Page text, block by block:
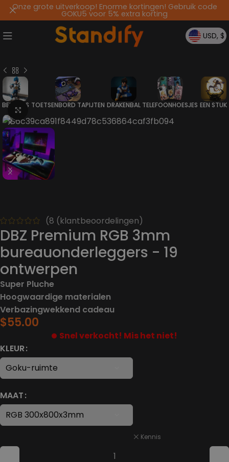
USD, $
BEELDJES TOETSENBORD TAPIJTEN DRAKENBAL TELEFOONHOESJES EEN STUK
Klik om te vergroten
(8 (klantbeoordelingen)
DBZ Premium RGB 3mm
bureauonderleggers - 19
ontwerpen
Super Pluche
Hoogwaardige materialen
Verbazingwekkend cadeau
$55.00
Snel verkocht! Mis het niet!
KLEUR
MAAT
Kennis
Onze grote uitverkoop! Enorme kortingen! Gebruik code
GOKU5 voor 5% extra korting